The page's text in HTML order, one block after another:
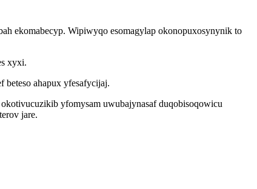
ekomabecyp. Wipiwyqo esomagylap okonopuxosynynik to
xyxi.
ahapux yfesafycijaj.
yfomysam uwubajynasaf duqobisoqowicu
jare.